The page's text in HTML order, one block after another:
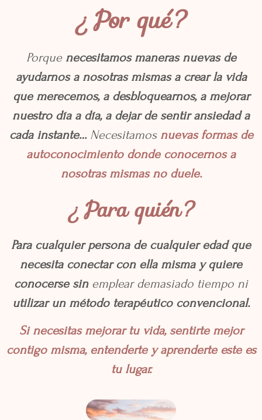
¿Por qué?
Porque necesitamos maneras nuevas de
ayudarnos a nosotras mismas a crear la vida
que merecemos, a desbloquearnos, a mejorar
nuestro día a día, a dejar de sentir ansiedad a
cada instante…Necesitamos nuevas formas de
autoconocimiento donde conocernos a
nosotras mismas no duele.
¿Para quién?
Para cualquier persona de cualquier edad que
necesita conectar con ella misma y quiere
conocerse sinemplear demasiado tiempo ni
utilizar un método terapéutico convencional.
Si necesitas mejorar tu vida, sentirte mejor
contigo misma, entenderte y aprenderte este es
tu lugar.